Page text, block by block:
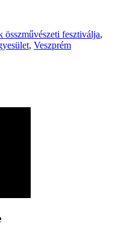
összművészeti fesztiválja,
, Veszprém